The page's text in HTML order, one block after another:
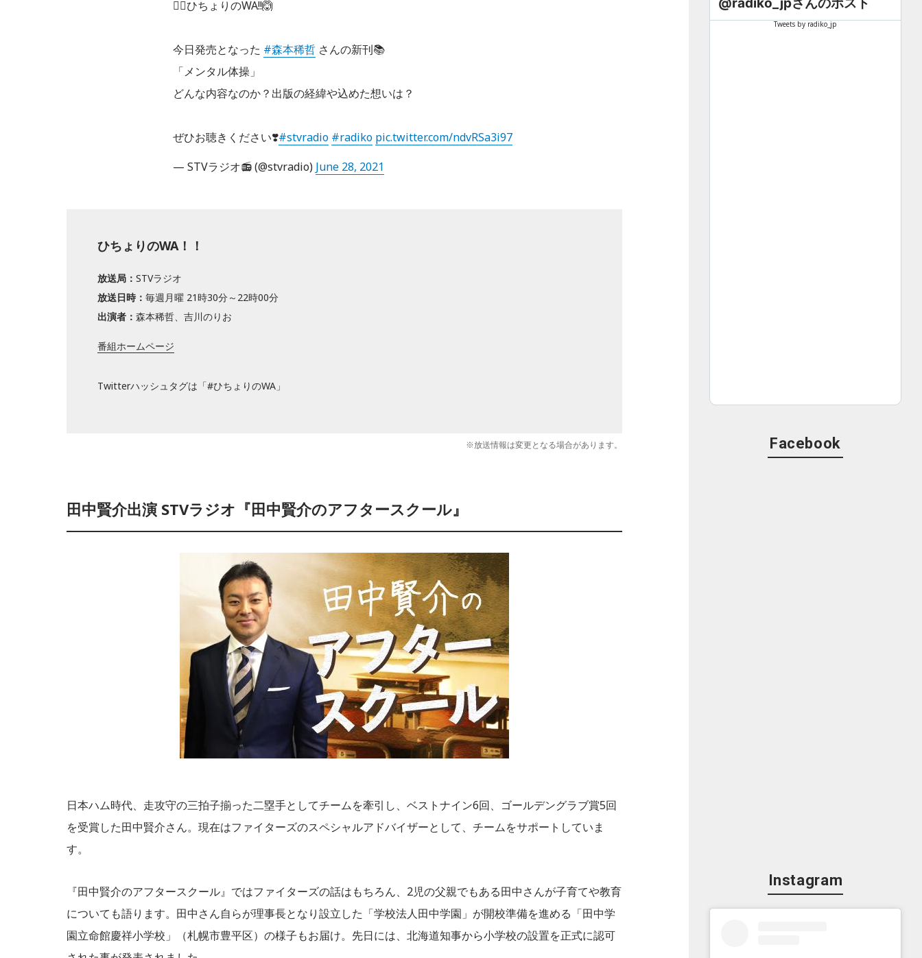
🙆‍♀️ひちょりのWA!!🙆
今日発売となった #森本稀哲 さんの新刊📚
「メンタル体操」
どんな内容なのか？出版の経緯や込めた想いは？
ぜひお聴きください❣️#stvradio #radiko pic.twitter.com/ndvRSa3i97
— STVラジオ📻 (@stvradio) June 28, 2021
ひちょりのWA！！
放送局： STVラジオ
放送日時： 毎週月曜 21時30分～22時00分
出演者： 森本稀哲、吉川のりお
番組ホームページ
Twitterハッシュタグは「#ひちょりのWA」
※放送情報は変更となる場合があります。
田中賢介出演 STVラジオ『田中賢介のアフタースクール』
日本ハム時代、走攻守の三拍子揃った二塁手としてチームを牽引し、ベストナイン6回、ゴールデングラブ賞5回
を受賞した田中賢介さん。現在はファイターズのスペシャルアドバイザーとして、チームをサポートしていま
す。
『田中賢介のアフタースクール』ではファイターズの話はもちろん、2児の父親でもある田中さんが子育てや教育
についても語ります。田中さん自らが理事長となり設立した「学校法人田中学園」が開校準備を進める「田中学
園立命館慶祥小学校」（札幌市豊平区）の様子もお届け。先日には、北海道知事から小学校の設置を正式に認可
Tweets by radiko_jp
Facebook
Instagram